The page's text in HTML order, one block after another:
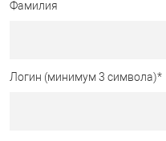
Фамилия
Логин (минимум 3 символа)*